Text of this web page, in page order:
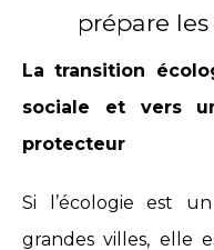
prépare
La transition
sociale et vers
protecteur
Si l’écologie est
grandes villes, elle